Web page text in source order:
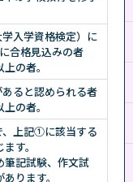
入学資格検定）に
合格見込みの者
の者。
ると認められる者
の者。
、上記①に該当する
す。
筆記試験、作文試
ります。